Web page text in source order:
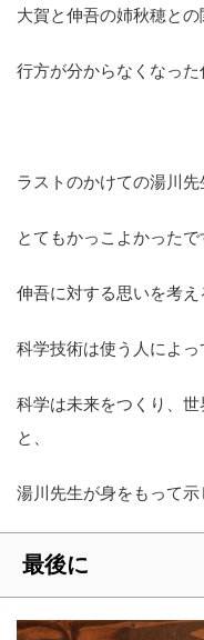
大賀と伸吾の姉秋穂との
行方が分からなくなった
ラストのかけての湯川先
とてもかっこよかったで
伸吾に対する思いを考え
科学技術は使う人によっ
科学は未来をつくり、
と、
湯川先生が身をもって示
最後に